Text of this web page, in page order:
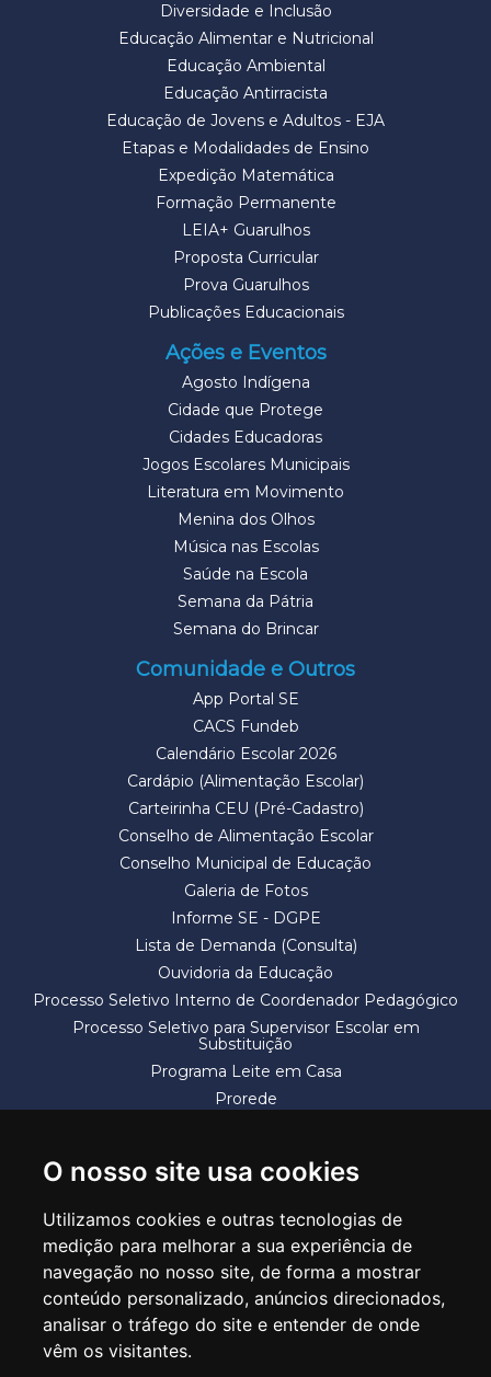
O nosso site usa cookies
Utilizamos cookies e outras tecnologias de
medição para melhorar a sua experiência de
navegação no nosso site, de forma a mostrar
conteúdo personalizado, anúncios direcionados,
analisar o tráfego do site e entender de onde
vêm os visitantes.
Diversidade e Inclusão
Educação Alimentar e Nutricional
Educação Ambiental
Educação Antirracista
Educação de Jovens e Adultos - EJA
Etapas e Modalidades de Ensino
Expedição Matemática
Formação Permanente
LEIA+ Guarulhos
Proposta Curricular
Prova Guarulhos
Publicações Educacionais
Ações e Eventos
Agosto Indígena
Cidade que Protege
Cidades Educadoras
Jogos Escolares Municipais
Literatura em Movimento
Menina dos Olhos
Música nas Escolas
Saúde na Escola
Semana da Pátria
Semana do Brincar
Comunidade e Outros
App Portal SE
CACS Fundeb
Calendário Escolar 2026
Cardápio (Alimentação Escolar)
Carteirinha CEU (Pré-Cadastro)
Conselho de Alimentação Escolar
Conselho Municipal de Educação
Galeria de Fotos
Informe SE - DGPE
Lista de Demanda (Consulta)
Ouvidoria da Educação
Processo Seletivo Interno de Coordenador Pedagógico
Processo Seletivo para Supervisor Escolar em
Substituição
Programa Leite em Casa
Prorede
SECRETARIA DE EDUCAÇÃO
Rua Claudino Barbosa, 313 - Macedo - Guarulhos/SP CEP 07113-040
Central de Atendimento: *55 11 2475-7300